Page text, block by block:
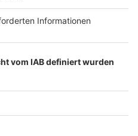
Toten Hosen - aus dem